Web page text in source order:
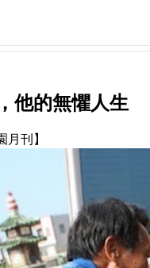
他的無懼人生
月刊】